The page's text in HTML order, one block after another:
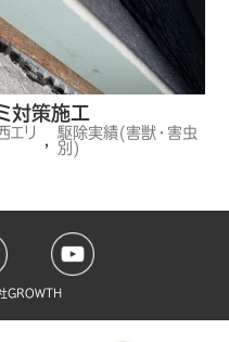
対策施工
エリ
,
駆除実績(害獣・害虫
別)
GROWTH